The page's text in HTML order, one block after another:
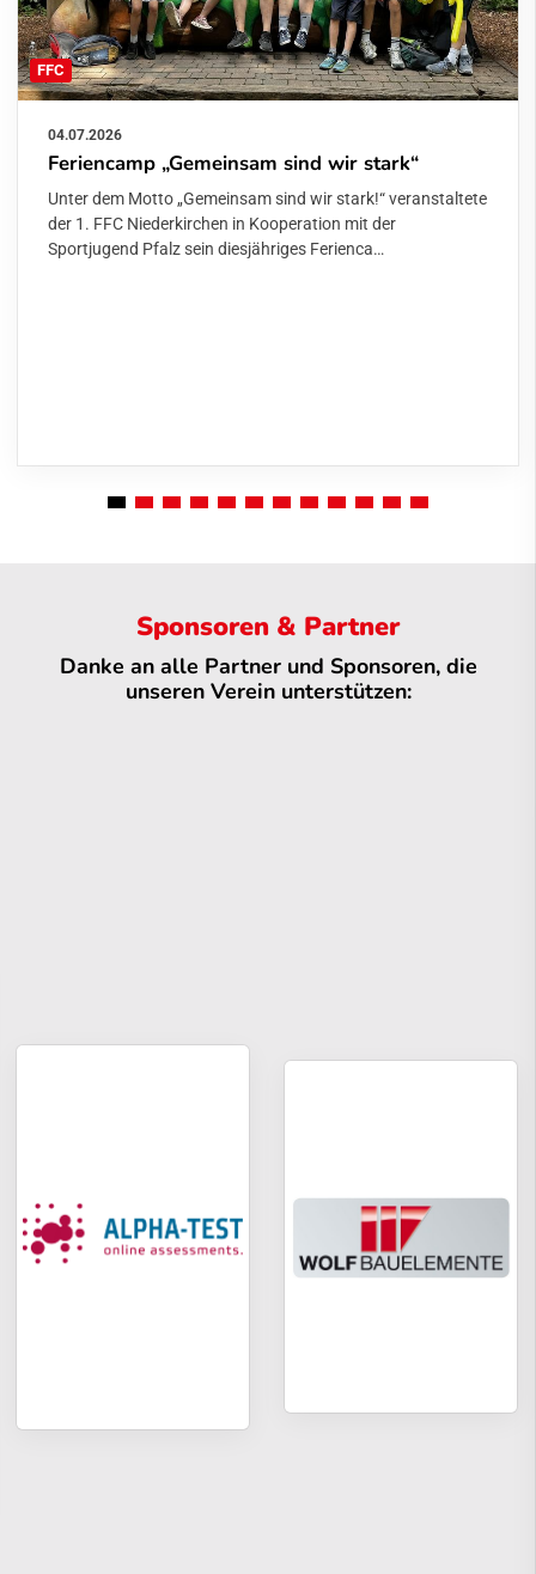
FFC
04.07.2026
Feriencamp „Gemeinsam sind wir stark“
Unter dem Motto „Gemeinsam sind wir stark!“ veranstaltete
der 1. FFC Niederkirchen in Kooperation mit der
Sportjugend Pfalz sein diesjähriges Ferienca…
Sponsoren & Partner
Danke an alle Partner und Sponsoren, die
unseren Verein unterstützen: